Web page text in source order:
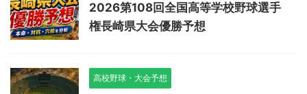
2026第108回全国高等学校野球選手
権長崎県大会優勝予想
高校野球・大会予想